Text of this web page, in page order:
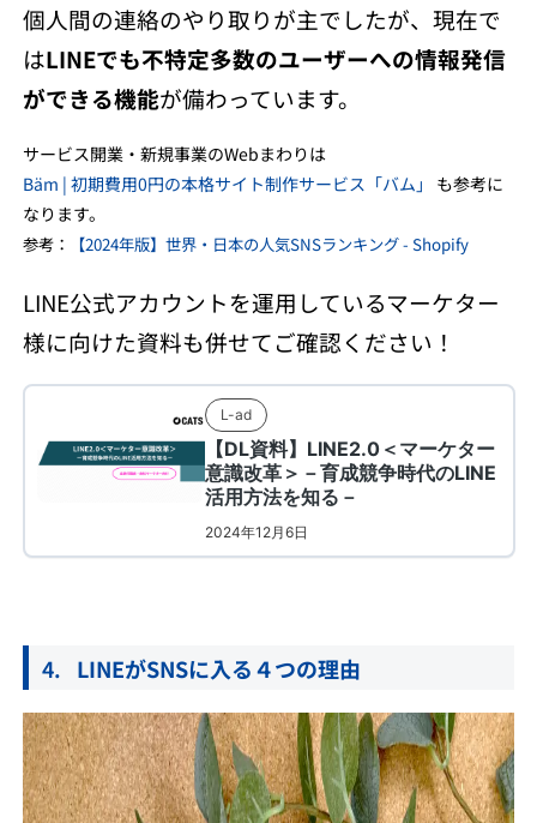
個人間の連絡のやり取りが主でしたが、現在で
はLINEでも不特定多数のユーザーへの情報発信
ができる機能が備わっています。
サービス開業・新規事業のWebまわりは
Bäm | 初期費用0円の本格サイト制作サービス「バム」
も参考に
なります。
参考： 【2024年版】世界・日本の人気SNSランキング - Shopify
LINE公式アカウントを運用しているマーケター
様に向けた資料も併せてご確認ください！
LINEがSNSに入る４つの理由